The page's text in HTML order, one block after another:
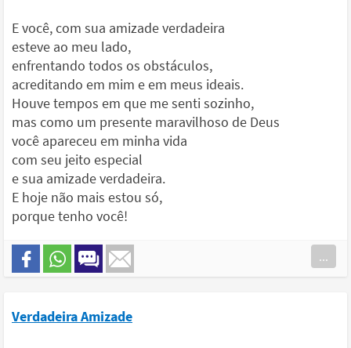
E você, com sua amizade verdadeira
esteve ao meu lado,
enfrentando todos os obstáculos,
acreditando em mim e em meus ideais.
Houve tempos em que me senti sozinho,
mas como um presente maravilhoso de Deus
você apareceu em minha vida
com seu jeito especial
e sua amizade verdadeira.
E hoje não mais estou só,
porque tenho você!
...
Verdadeira Amizade